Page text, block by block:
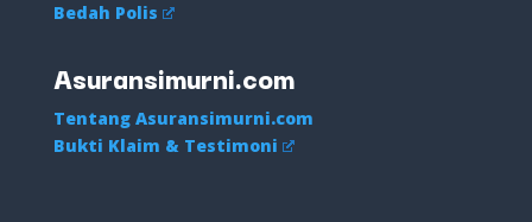
Bedah Polis
Asuransimurni.com
Tentang Asuransimurni.com
Bukti Klaim & Testimoni